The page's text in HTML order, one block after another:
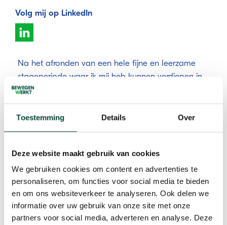
Toestemming Details Over
Deze website maakt gebruik van cookies
We gebruiken cookies om content en advertenties te
personaliseren, om functies voor social media te bieden
en om ons websiteverkeer te analyseren. Ook delen we
informatie over uw gebruik van onze site met onze
partners voor social media, adverteren en analyse. Deze
Volg mij op LinkedIn
Na het afronden van een hele fijne en leerzame
stageperiode waar ik mij heb kunnen verdiepen in
diverse ontwikkelingsvraagstukken, kreeg ik de kans om
mij verder te ontwikkelen bij Bewegen Werkt. Deze kans
heb ik met beide handen aangepakt! Inmiddels ben ik
als medewerker personeelszaken samen met mijn
administratieve taken en processen rondom
personeelszaken. En niet alleen mijn collega’s kunnen
bij mij terecht maar ook klanten help ik graag met hun
praktische vragen.